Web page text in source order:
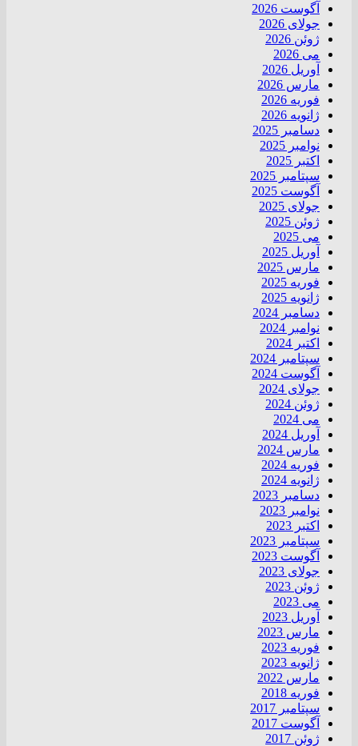
آگوست 2026
جولای 2026
ژوئن 2026
می 2026
آوریل 2026
مارس 2026
فوریه 2026
ژانویه 2026
دسامبر 2025
نوامبر 2025
اکتبر 2025
سپتامبر 2025
آگوست 2025
جولای 2025
ژوئن 2025
می 2025
آوریل 2025
مارس 2025
فوریه 2025
ژانویه 2025
دسامبر 2024
نوامبر 2024
اکتبر 2024
سپتامبر 2024
آگوست 2024
جولای 2024
ژوئن 2024
می 2024
آوریل 2024
مارس 2024
فوریه 2024
ژانویه 2024
دسامبر 2023
نوامبر 2023
اکتبر 2023
سپتامبر 2023
آگوست 2023
جولای 2023
ژوئن 2023
می 2023
آوریل 2023
مارس 2023
فوریه 2023
ژانویه 2023
مارس 2022
فوریه 2018
سپتامبر 2017
آگوست 2017
ژوئن 2017